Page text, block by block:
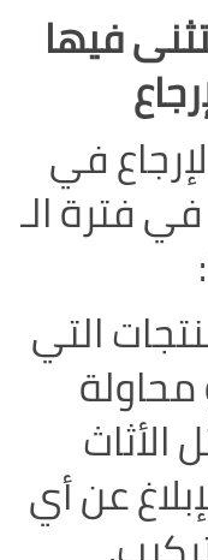
فيها
في
فترة الـ
التي
محاولة
عن أي